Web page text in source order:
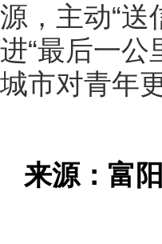
源，主动“送
进“最后一公
城市对青年
来源：